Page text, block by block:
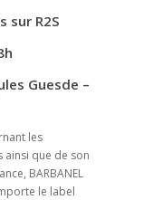
sur R2S
Guesde –
les
ainsi que de son
BARBANEL
le label